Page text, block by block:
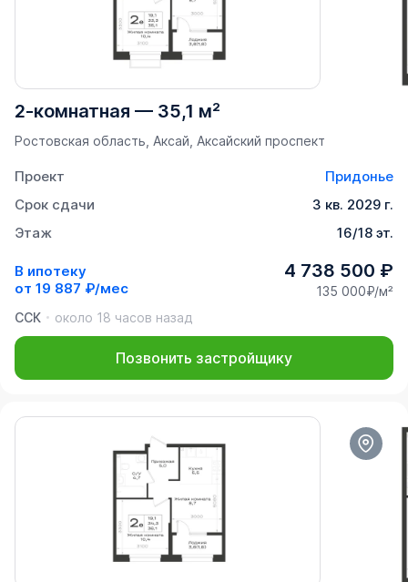
2-комнатная — 35,1 м²
Ростовская область, Аксай, Аксайский проспект
Проект
Придонье
Срок сдачи
3 кв. 2029 г.
Этаж
16/18 эт.
В ипотеку
от 19 887 ₽/мес
4 738 500 ₽
135 000₽/м²
ССК
около 18 часов назад
Позвонить застройщику